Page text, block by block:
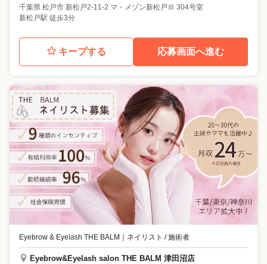
千葉県 松戸市 新松戸2-11-2 マ・メゾン新松戸Ⅲ 304号室
新松戸駅 徒歩3分
キープする 応募画面へ進む
Eyebrow & Eyelash THE BALM ネイリスト / 施術者
Eyebrow&Eyelash salon THE BALM 津田沼店